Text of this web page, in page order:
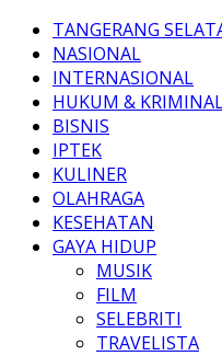
TANGERANG
NASIONAL
INTERNASIONAL
HUKUM &
BISNIS
IPTEK
KULINER
OLAHRAGA
KESEHATAN
GAYA HIDUP
MUSIK
FILM
SELEBRITI
TRAVELISTA